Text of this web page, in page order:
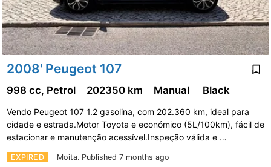
2008' Peugeot 107
EXPIRED Moita. Published 7 months ago
998 cc, Petrol 202350 km Manual Black
Vendo Peugeot 107 1.2 gasolina, com 202.360 km, ideal para
cidade e estrada.Motor Toyota e económico (5L/100km), fácil de
estacionar e manutenção acessível.Inspeção válida e …